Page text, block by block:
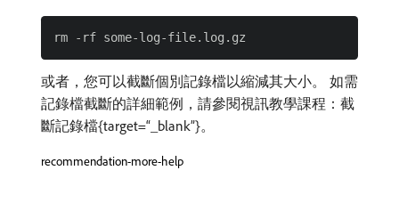
或者，您可以截斷個別記錄檔以縮減其大小。 如需
記錄檔截斷的詳細範例，請參閱視訊教學課程：截
斷記錄檔{target=“_blank”}。
recommendation-more-help